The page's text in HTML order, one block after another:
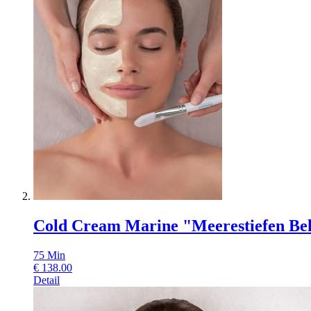
Cold Cream Marine "Meerestiefen
75 Min
€ 138.00
Detail